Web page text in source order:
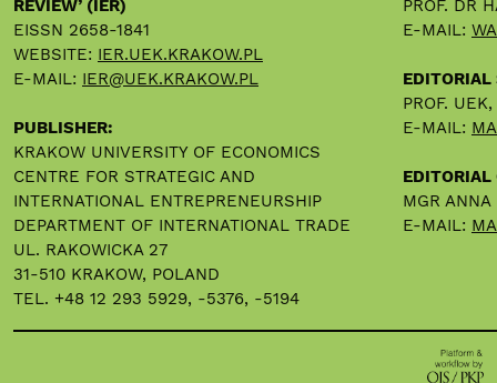
REVIEW’ (IER)
EISSN 2658-1841
WEBSITE: IER.UEK.KRAKOW.PL
E-MAIL: IER@UEK.KRAKOW.PL
PUBLISHER:
KRAKOW UNIVERSITY OF ECONOMICS
CENTRE FOR STRATEGIC AND
INTERNATIONAL ENTREPRENEURSHIP
DEPARTMENT OF INTERNATIONAL TRADE
UL. RAKOWICKA 27
31-510 KRAKOW, POLAND
TEL. +48 12 293 5929, -5376, -5194
PROF. DR
E-MAIL:
EDITORIAL
PROF.
E-MAIL:
EDITORIAL
MGR
E-MAIL: